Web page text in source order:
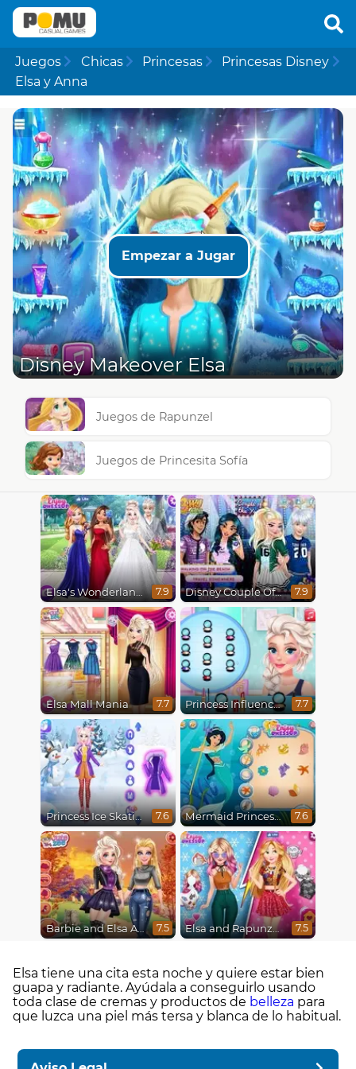
Juegos Chicas Princesas
Princesas Disney
Elsa y Anna
Empezar a Jugar
Disney Makeover Elsa
Juegos de Rapunzel
Juegos de Princesita Sofía
Elsa's Wonderland Wedding 7.9 Disney Couple Of The Year 7.9
Elsa Mall Mania 7.7 Princess Influencer Winter Wonderland 7.7
Princess Ice Skating Adventure 7.6 Mermaid Princesses 7.6
Barbie and Elsa Autumn Patterns 7.5 Elsa and Rapunzel Princess Rivalry 7.5
Elsa tiene una cita esta noche y quiere estar bien
guapa y radiante. Ayúdala a conseguirlo usando
toda clase de cremas y productos de belleza para
que luzca una piel más tersa y blanca de lo habitual.